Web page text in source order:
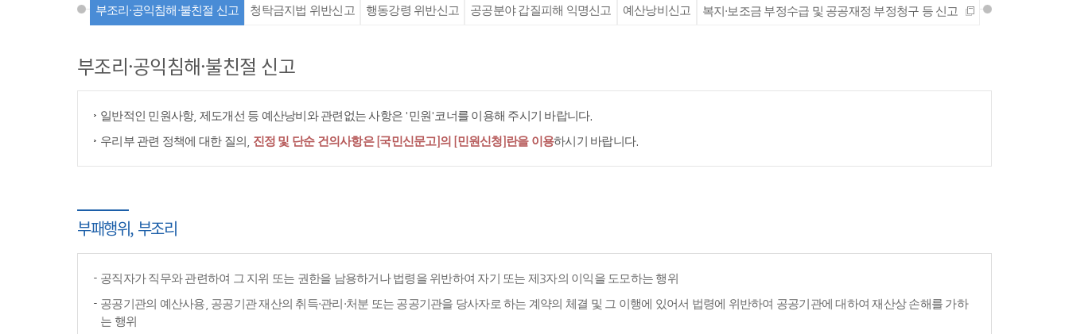
부조리·공익침해·불친절 신고 청탁금지법 위반신고 행동강령 위반신고 공공분야 갑질피해 익명신고 예산낭비신고 복지·보조금 부정수급 및 공공재정 부정청구 등 신고
부조리·공익침해·불친절 신고
일반적인 민원사항, 제도개선 등 예산낭비와 관련없는 사항은 '민원'코너를 이용해 주시기 바랍니다.
우리부 관련 정책에 대한 질의, 진정 및 단순 건의사항은 [국민신문고]의 [민원신청]란을 이용하시기 바랍니다.
부패행위, 부조리
공직자가 직무와 관련하여 그 지위 또는 권한을 남용하거나 법령을 위반하여 자기 또는 제3자의 이익을 도모하는 행위
공공기관의 예산사용, 공공기관 재산의 취득·관리·처분 또는 공공기관을 당사자로 하는 계약의 체결 및 그 이행에 있어서 법령에 위반하여 공공기관에 대하여 재산상 손해를 가하
는 행위